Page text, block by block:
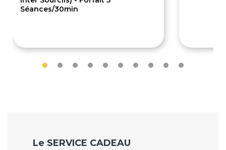
Séances/30min
Le SERVICE CADEAU